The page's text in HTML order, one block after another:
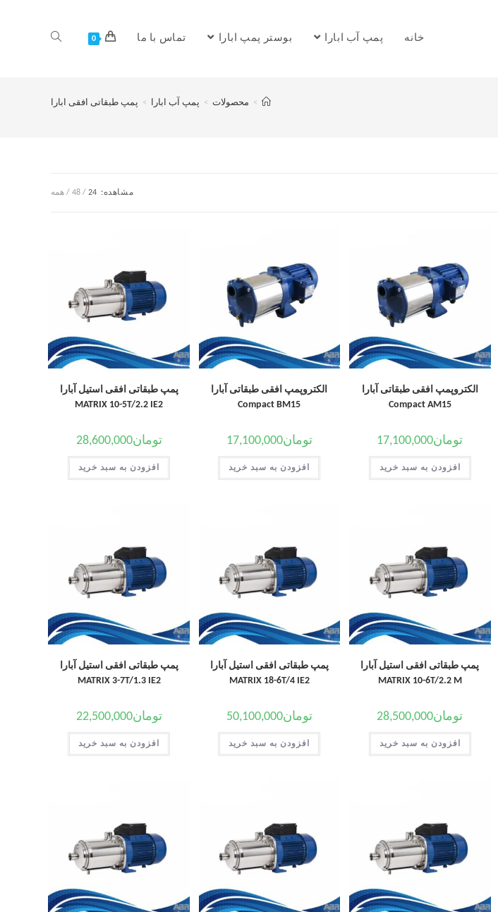
خانه پمپ آب ابارا بوستر پمپ ابارا تماس با ما 0
> محصولات > پمپ آب ابارا > پمپ طبقاتی افقی ابارا
مشاهده: 24
48 همه
الکتروپمپ افقی طبقاتی آبارا
Compact AM15
تومان17,100,000
افزودن به سبد خرید
الکتروپمپ افقی طبقاتی آبارا
Compact BM15
تومان17,100,000
افزودن به سبد خرید
پمپ طبقاتی افقی استیل آبارا
MATRIX 10-5T/2.2 IE2
تومان28,600,000
افزودن به سبد خرید
پمپ طبقاتی افقی استیل آبارا
MATRIX 10-6T/2.2 M
تومان28,500,000
افزودن به سبد خرید
پمپ طبقاتی افقی استیل آبارا
MATRIX 18-6T/4 IE2
تومان50,100,000
افزودن به سبد خرید
پمپ طبقاتی افقی استیل آبارا
MATRIX 3-7T/1.3 IE2
تومان22,500,000
افزودن به سبد خرید